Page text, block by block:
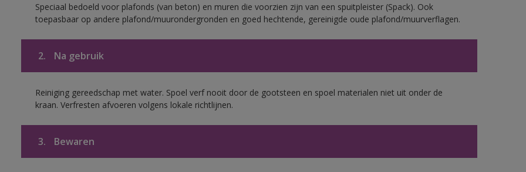
Speciaal bedoeld voor plafonds (van beton) en muren die voorzien zijn van een spuitpleister (Spack). Ook
toepasbaar op andere plafond/muurondergronden en goed hechtende, gereinigde oude plafond/muurverflagen.
2. Na gebruik
Reiniging gereedschap met water. Spoel verf nooit door de gootsteen en spoel materialen niet uit onder de
kraan. Verfresten afvoeren volgens lokale richtlijnen.
3. Bewaren